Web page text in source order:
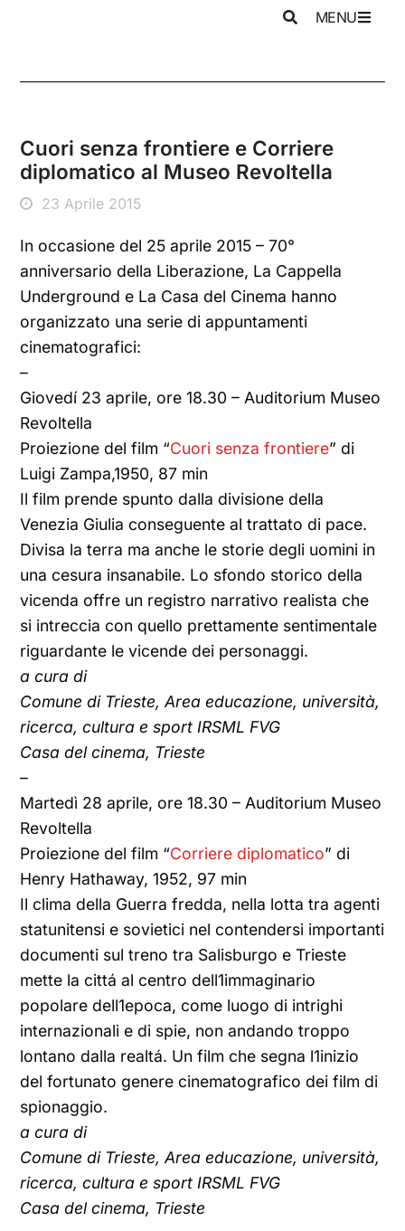
MENU
Cuori senza frontiere e Corriere
diplomatico al Museo Revoltella
23 Aprile 2015
In occasione del 25 aprile 2015 – 70°
anniversario della Liberazione, La Cappella
Underground e La Casa del Cinema hanno
organizzato una serie di appuntamenti
cinematografici:
–
Giovedí 23 aprile, ore 18.30 – Auditorium Museo
Revoltella
Proiezione del film “Cuori senza frontiere” di
Luigi Zampa,1950, 87 min
Il film prende spunto dalla divisione della
Venezia Giulia conseguente al trattato di pace.
Divisa la terra ma anche le storie degli uomini in
una cesura insanabile. Lo sfondo storico della
vicenda offre un registro narrativo realista che
si intreccia con quello prettamente sentimentale
riguardante le vicende dei personaggi.
a cura di
Comune di Trieste, Area educazione, università,
ricerca, cultura e sport IRSML FVG
Casa del cinema, Trieste
–
Martedì 28 aprile, ore 18.30 – Auditorium Museo
Revoltella
Proiezione del film “Corriere diplomatico” di
Henry Hathaway, 1952, 97 min
Il clima della Guerra fredda, nella lotta tra agenti
statunitensi e sovietici nel contendersi importanti
documenti sul treno tra Salisburgo e Trieste
mette la cittá al centro dell1immaginario
popolare dell1epoca, come luogo di intrighi
internazionali e di spie, non andando troppo
lontano dalla realtá. Un film che segna l1inizio
del fortunato genere cinematografico dei film di
spionaggio.
a cura di
Comune di Trieste, Area educazione, università,
ricerca, cultura e sport IRSML FVG
Casa del cinema, Trieste